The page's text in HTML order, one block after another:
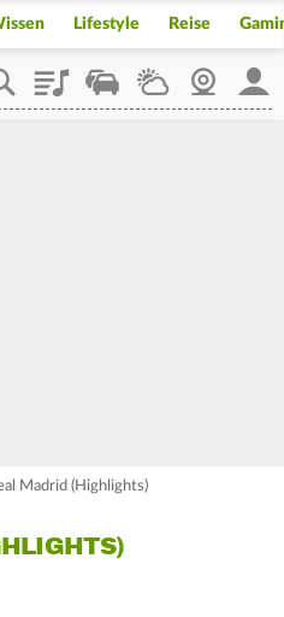
Lifestyle Reise
PlaylistStaupilotWetterWebcam
Madrid (Highlights)